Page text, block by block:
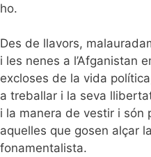
ho.
Des de llavors,
i les nenes a l’Afganistan
excloses de la vida
a treballar i la seva
i la manera de vestir i són
aquelles que gosen alçar
fonamentalista.